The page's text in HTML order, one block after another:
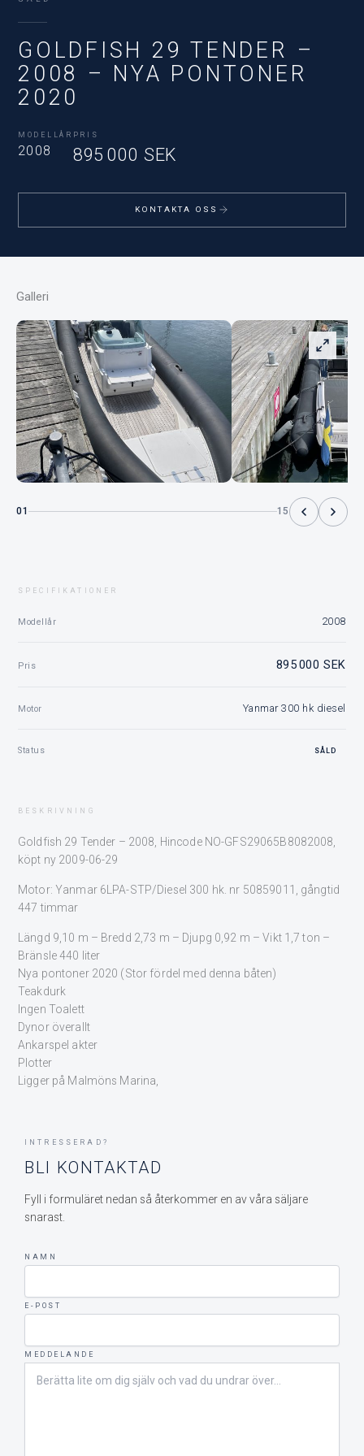
GOLDFISH 29 TENDER –
2008 – NYA PONTONER
2020
MODELLÅR
2008
PRIS
895 000 SEK
KONTAKTA OSS
Galleri
01 15
SPECIFIKATIONER
Modellår 2008
Pris 895 000 SEK
Motor Yanmar 300 hk diesel
Status SÅLD
BESKRIVNING
Goldfish 29 Tender – 2008, Hincode NO-GFS29065B8082008,
köpt ny 2009-06-29
Motor: Yanmar 6LPA-STP/Diesel 300 hk. nr 50859011, gångtid
447 timmar
Längd 9,10 m – Bredd 2,73 m – Djupg 0,92 m – Vikt 1,7 ton –
Bränsle 440 liter
Nya pontoner 2020 (Stor fördel med denna båten)
Teakdurk
Ingen Toalett
Dynor överallt
Ankarspel akter
Plotter
Ligger på Malmöns Marina,
INTRESSERAD?
BLI KONTAKTAD
Fyll i formuläret nedan så återkommer en av våra säljare
snarast.
NAMN
E-POST
MEDDELANDE